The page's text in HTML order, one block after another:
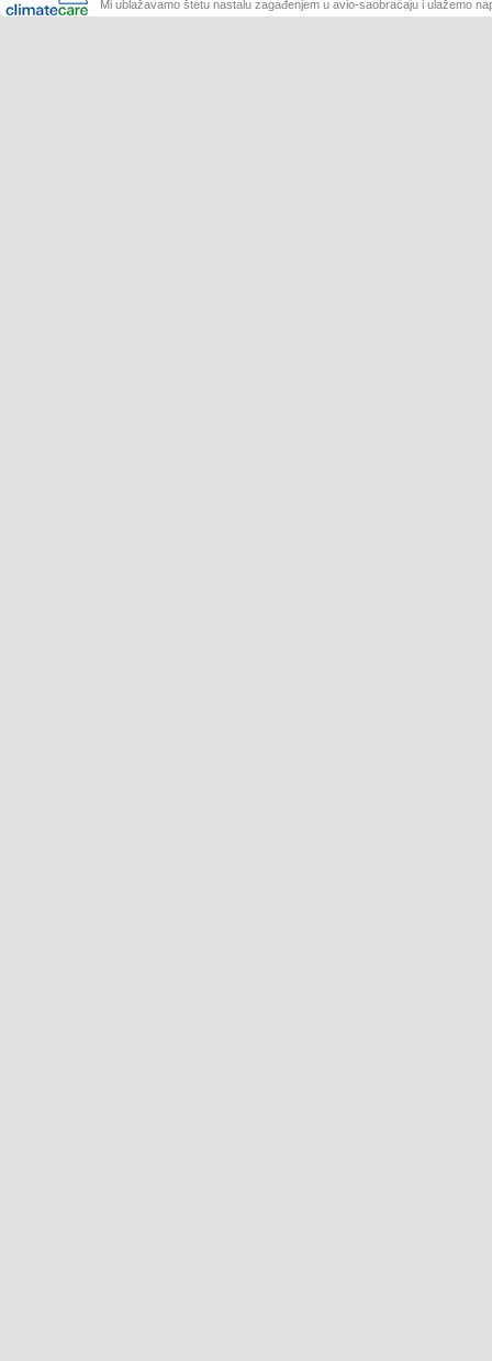
Mi ublažavamo štetu nastalu zagađenjem u avio-saobraćaju i ulažemo